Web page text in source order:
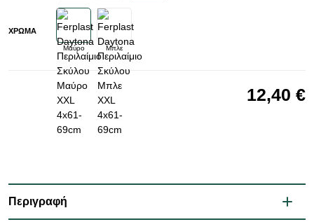
ΧΡΏΜΑ
Μαύρο Μπλε
12,40 €
Περιγραφή